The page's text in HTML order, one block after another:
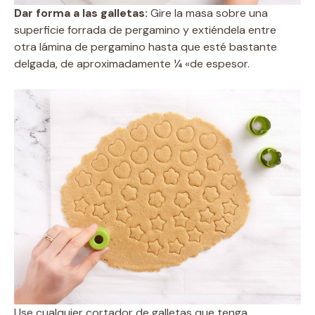
Dar forma a las galletas: Gire la masa sobre una
superficie forrada de pergamino y extiéndela entre
otra lámina de pergamino hasta que esté bastante
delgada, de aproximadamente ¼ «de espesor.